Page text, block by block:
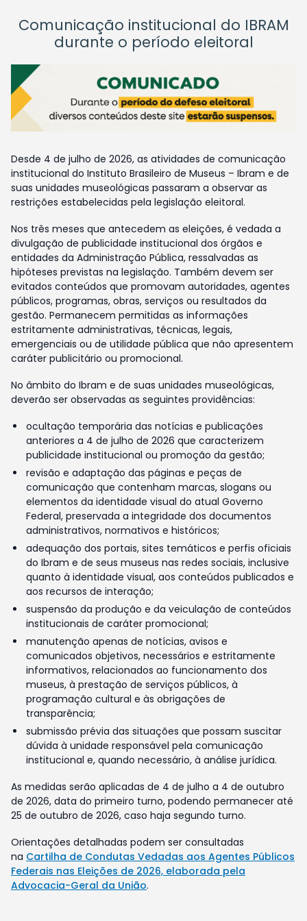
Comunicação institucional do IBRAM
durante o período eleitoral
Desde 4 de julho de 2026, as atividades de comunicação
institucional do Instituto Brasileiro de Museus – Ibram e de
suas unidades museológicas passaram a observar as
restrições estabelecidas pela legislação eleitoral.
Nos três meses que antecedem as eleições, é vedada a
divulgação de publicidade institucional dos órgãos e
entidades da Administração Pública, ressalvadas as
hipóteses previstas na legislação. Também devem ser
evitados conteúdos que promovam autoridades, agentes
públicos, programas, obras, serviços ou resultados da
gestão. Permanecem permitidas as informações
estritamente administrativas, técnicas, legais,
emergenciais ou de utilidade pública que não apresentem
caráter publicitário ou promocional.
No âmbito do Ibram e de suas unidades museológicas,
deverão ser observadas as seguintes providências:
ocultação temporária das notícias e publicações
anteriores a 4 de julho de 2026 que caracterizem
publicidade institucional ou promoção da gestão;
revisão e adaptação das páginas e peças de
comunicação que contenham marcas, slogans ou
elementos da identidade visual do atual Governo
Federal, preservada a integridade dos documentos
administrativos, normativos e históricos;
adequação dos portais, sites temáticos e perfis oficiais
do Ibram e de seus museus nas redes sociais, inclusive
quanto à identidade visual, aos conteúdos publicados e
aos recursos de interação;
suspensão da produção e da veiculação de conteúdos
institucionais de caráter promocional;
manutenção apenas de notícias, avisos e
comunicados objetivos, necessários e estritamente
informativos, relacionados ao funcionamento dos
museus, à prestação de serviços públicos, à
programação cultural e às obrigações de
transparência;
submissão prévia das situações que possam suscitar
dúvida à unidade responsável pela comunicação
institucional e, quando necessário, à análise jurídica.
As medidas serão aplicadas de 4 de julho a 4 de outubro
de 2026, data do primeiro turno, podendo permanecer até
25 de outubro de 2026, caso haja segundo turno.
Orientações detalhadas podem ser consultadas
na Cartilha de Condutas Vedadas aos Agentes Públicos
Federais nas Eleições de 2026, elaborada pela
Advocacia-Geral da União.